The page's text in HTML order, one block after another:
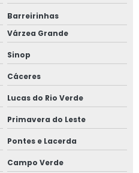
Barreirinhas
Várzea Grande
Sinop
Cáceres
Lucas do Rio Verde
Primavera do Leste
Pontes e Lacerda
Campo Verde